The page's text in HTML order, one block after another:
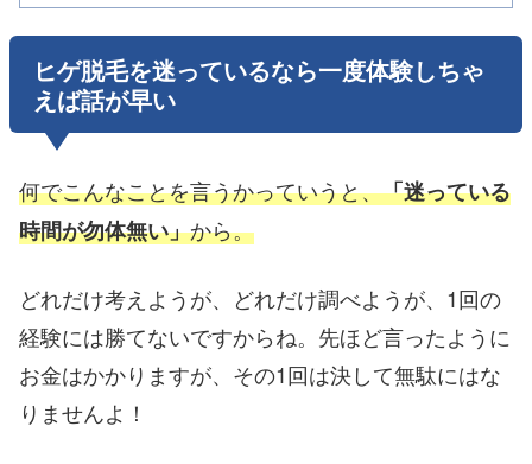
ヒゲ脱毛を迷っているなら一度体験しちゃ
えば話が早い
何でこんなことを言うかっていうと、「迷っている
時間が勿体無い」から。
どれだけ考えようが、どれだけ調べようが、1回の
経験には勝てないですからね。先ほど言ったように
お金はかかりますが、その1回は決して無駄にはな
りませんよ！